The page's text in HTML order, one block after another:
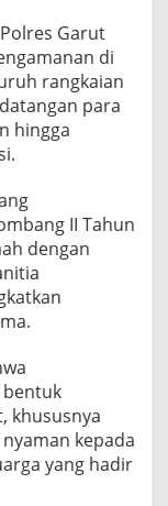
Garut
di
rangkaian
para
hingga
II Tahun
dengan
bentuk
khususnya
kepada
yang hadir